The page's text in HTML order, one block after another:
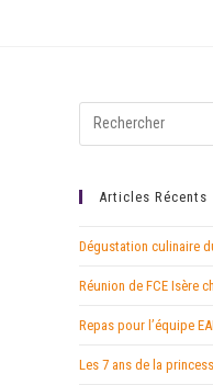
Articles Récents
Dégustation culinaire
Réunion de FCE Isère
Repas pour l’équipe
Les 7 ans de la